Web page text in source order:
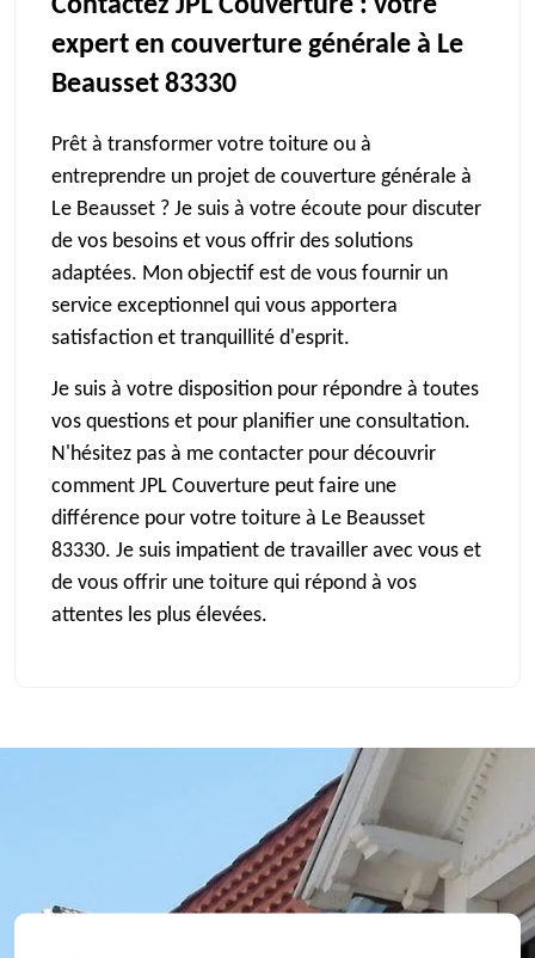
Contactez JPL Couverture : votre
expert en couverture générale à Le
Beausset 83330
Prêt à transformer votre toiture ou à
entreprendre un projet de couverture générale à
Le Beausset ? Je suis à votre écoute pour discuter
de vos besoins et vous offrir des solutions
adaptées. Mon objectif est de vous fournir un
service exceptionnel qui vous apportera
satisfaction et tranquillité d'esprit.
Je suis à votre disposition pour répondre à toutes
vos questions et pour planifier une consultation.
N'hésitez pas à me contacter pour découvrir
comment JPL Couverture peut faire une
différence pour votre toiture à Le Beausset
83330. Je suis impatient de travailler avec vous et
de vous offrir une toiture qui répond à vos
attentes les plus élevées.